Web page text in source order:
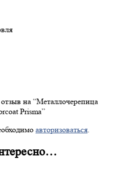
на “Металлочерепица
Prisma”
авторизоваться